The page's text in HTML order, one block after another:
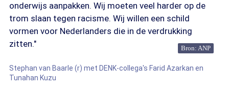
onderwijs aanpakken. Wij moeten veel harder op de
trom slaan tegen racisme. Wij willen een schild
vormen voor Nederlanders die in de verdrukking
zitten."
Bron: ANP
Stephan van Baarle (r) met DENK-collega's Farid Azarkan en
Tunahan Kuzu